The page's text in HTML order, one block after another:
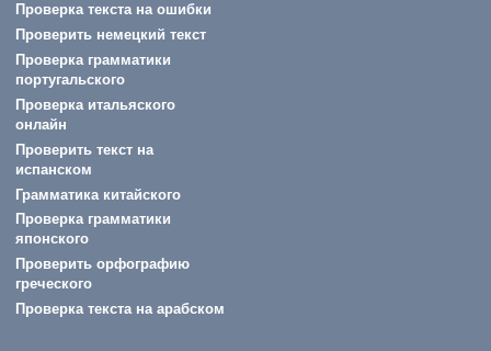
Проверка текста на ошибки
Проверить немецкий текст
Проверка грамматики
португальского
Проверка итальяского
онлайн
Проверить текст на
испанском
Грамматика китайского
Проверка грамматики
японского
Проверить орфографию
греческого
Проверка текста на арабском